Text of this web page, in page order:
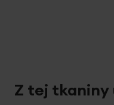
Z tej tkaniny